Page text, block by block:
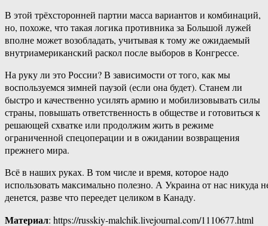
В этой трёхсторонней партии масса вариантов и комбинаций,
но, похоже, что такая логика противника за Большой лужей
вполне может возобладать, учитывая к тому же ожидаемый
внутриамериканский раскол после выборов в Конгрессе.
На руку ли это России? В зависимости от того, как мы
воспользуемся зимней паузой (если она будет). Станем ли
быстро и качественно усилять армию и мобилизовывать силы
страны, повышать ответственность в обществе и готовиться к
решающей схватке или продолжим жить в режиме
ограниченной спецоперации и в ожидании возвращения
прежнего мира.
Всё в наших руках. В том числе и время, которое надо
использовать максимально полезно. А Украина от нас никуда
денется, разве что переедет целиком в Канаду.
Материал: https://russkiy-malchik.livejournal.com/1110677.html